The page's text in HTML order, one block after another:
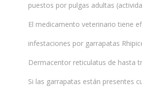
puestos por pulgas adultas
El medicamento veterinario tiene
infestaciones por garrapatas
Dermacentor reticulatus de hasta
Si las garrapatas están presentes